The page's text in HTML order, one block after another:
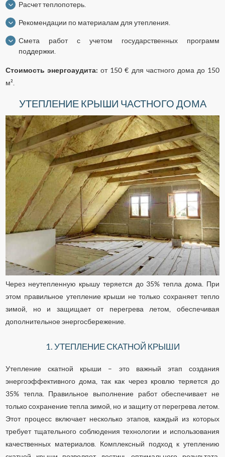
Расчет теплопотерь.
Рекомендации по материалам для утепления.
Смета работ с учетом государственных программ
поддержки.
Стоимость энергоаудита: от 150 € для частного дома до 150
м².
УТЕПЛЕНИЕ КРЫШИ ЧАСТНОГО ДОМА
Через неутепленную крышу теряется до 35% тепла дома. При
этом правильное утепление крыши не только сохраняет тепло
зимой, но и защищает от перегрева летом, обеспечивая
дополнительное энергосбережение.
1. УТЕПЛЕНИЕ СКАТНОЙ КРЫШИ
Утепление скатной крыши – это важный этап создания
энергоэффективного дома, так как через кровлю теряется до
35% тепла. Правильное выполнение работ обеспечивает не
только сохранение тепла зимой, но и защиту от перегрева летом.
Этот процесс включает несколько этапов, каждый из которых
требует тщательного соблюдения технологии и использования
качественных материалов. Комплексный подход к утеплению